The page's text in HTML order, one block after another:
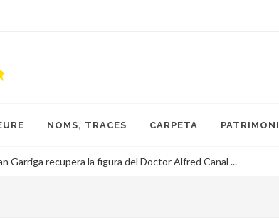
NOMS, TRACES CARPETA PATRIMONI
Garriga recupera la figura del Doctor Alfred Canal ...